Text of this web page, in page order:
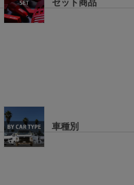
セット商品
車種別